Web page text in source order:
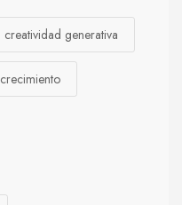
creatividad generativa
crecimiento